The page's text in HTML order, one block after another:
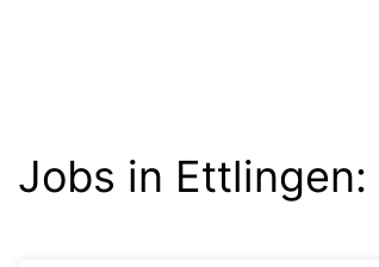
Jobs in Ettlingen: